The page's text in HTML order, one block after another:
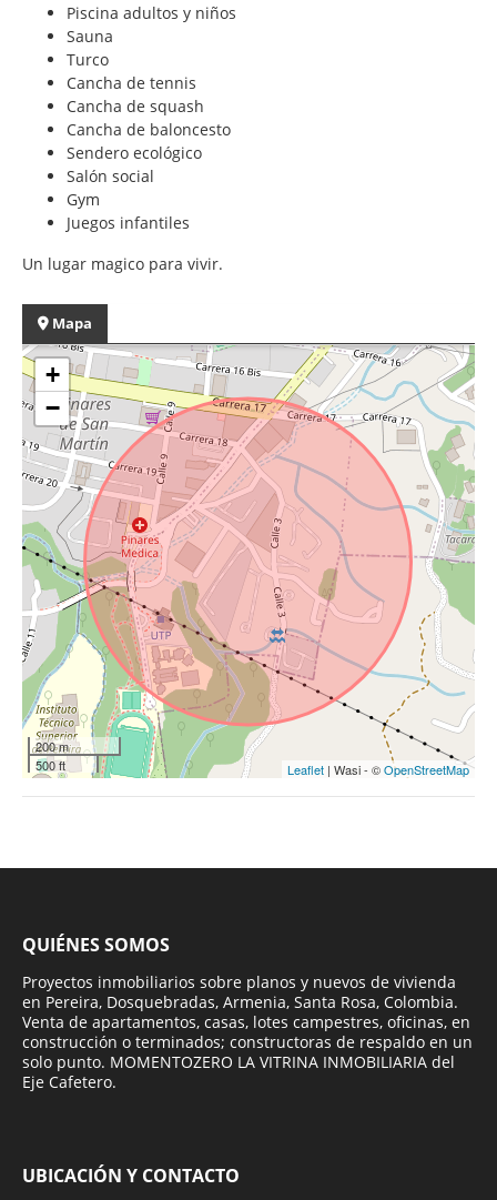
Piscina adultos y niños
Sauna
Turco
Cancha de tennis
Cancha de squash
Cancha de baloncesto
Sendero ecológico
Salón social
Gym
Juegos infantiles
Un lugar magico para vivir.
Mapa
+
−
200 m
500 ft
Leaflet | Wasi - ©OpenStreetMap
QUIÉNES SOMOS
Proyectos inmobiliarios sobre planos y nuevos de vivienda
en Pereira, Dosquebradas, Armenia, Santa Rosa, Colombia.
Venta de apartamentos, casas, lotes campestres, oficinas, en
construcción o terminados; constructoras de respaldo en un
solo punto. MOMENTOZERO LA VITRINA INMOBILIARIA del
Eje Cafetero.
UBICACIÓN Y CONTACTO